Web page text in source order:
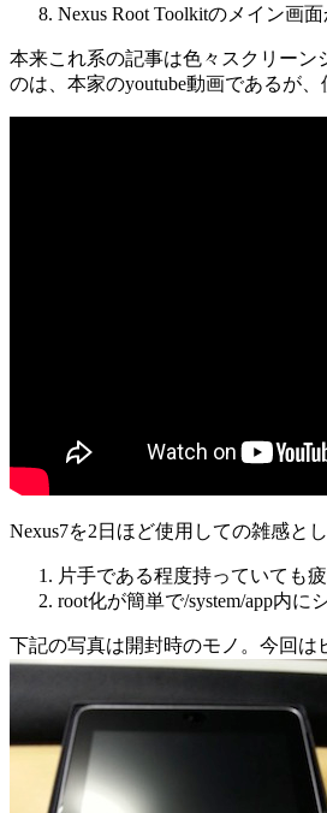
Nexus Root Toolkitのメイン画
本来これ系の記事は色々スクリーン
のは、本家のyoutube動画であるが
Nexus7を2日ほど使用しての雑感と
片手である程度持っていても
root化が簡単で/system/app内
下記の写真は開封時のモノ。今回は